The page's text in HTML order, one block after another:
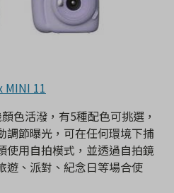
MINI 11
色活潑，有5種配色可挑選，
調節曝光，可在任何環境下捕
使用自拍模式，並透過自拍鏡
遊、派對、紀念日等場合使